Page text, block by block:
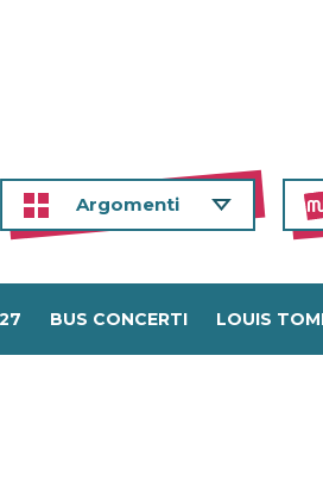
Argomenti
BUS CONCERTI LOUIS